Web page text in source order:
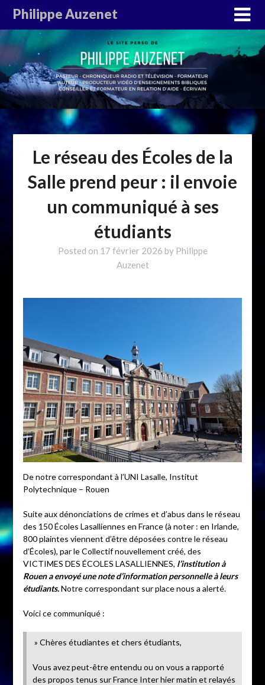
Philippe Auzenet
Le réseau des Écoles de la
Salle prend peur : il envoie
un communiqué à ses
étudiants
Posted on 17 février 2026 by Philippe
Auzenet
De notre correspondant à l’UNI Lasalle, Institut
Polytechnique – Rouen
Suite aux dénonciations de crimes et d’abus dans le réseau
des 150 Écoles Lasalliennes en France (à noter : en Irlande,
800 plaintes viennent d’être déposées contre le réseau
d’Écoles), par le Collectif nouvellement créé, des
VICTIMES DES ÉCOLES LASALLIENNES, l’institution à
Rouen a envoyé une note d’information personnelle à leurs
étudiants.Notre correspondant sur place nous a alerté.
Voici ce communiqué :
» Chères étudiantes et chers étudiants,
Vous avez peut-être entendu ou on vous a rapporté
des propos tenus sur France Inter hier matin et relayés